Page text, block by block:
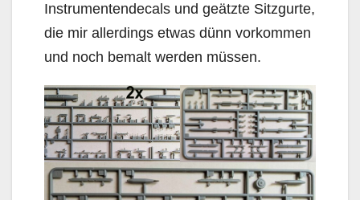
Instrumentendecals und geätzte Sitzgurte,
die mir allerdings etwas dünn vorkommen
und noch bemalt werden müssen.